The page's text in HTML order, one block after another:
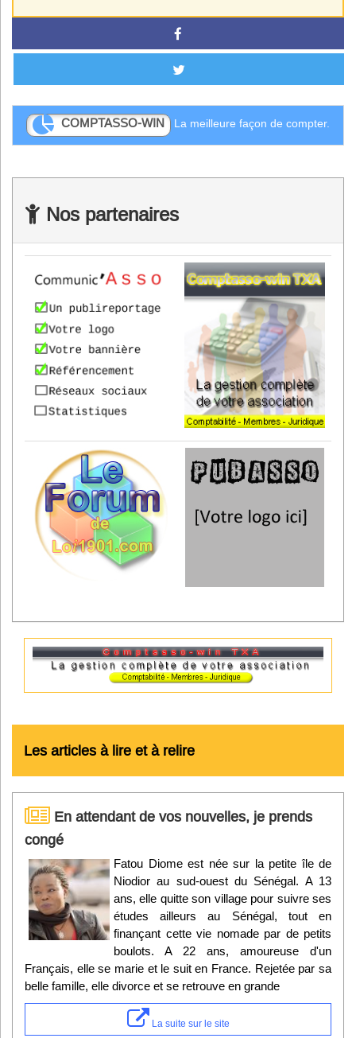
COMPTASSO-WIN La meilleure façon de compter.
Nos partenaires
Les articles à lire et à relire
En attendant de vos nouvelles, je prends
congé
Fatou Diome est née sur la petite île de
Niodior au sud-ouest du Sénégal. A 13
ans, elle quitte son village pour suivre ses
études ailleurs au Sénégal, tout en
finançant cette vie nomade par de petits
boulots. A 22 ans, amoureuse d'un
Français, elle se marie et le suit en France. Rejetée par sa
belle famille, elle divorce et se retrouve en grande
La suite sur le site